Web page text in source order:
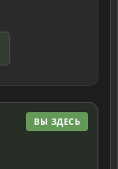
ВЫ ЗДЕСЬ